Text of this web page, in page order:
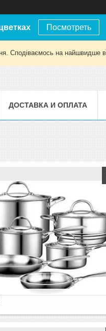
Посмотреть
Сподіваємось на найшвидше
ДОСТАВКА И ОПЛАТА